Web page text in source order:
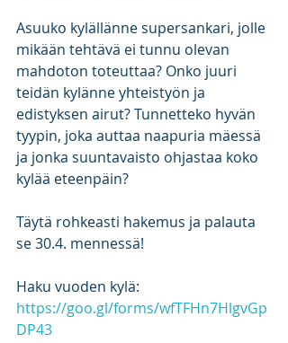
Asuuko kylällänne supersankari, jolle
mikään tehtävä ei tunnu olevan
mahdoton toteuttaa? Onko juuri
teidän kylänne yhteistyön ja
edistyksen airut? Tunnetteko hyvän
tyypin, joka auttaa naapuria mäessä
ja jonka suuntavaisto ohjastaa koko
kylää eteenpäin?
Täytä rohkeasti hakemus ja palauta
se 30.4. mennessä!
Haku vuoden kylä:
https://goo.gl/forms/wfTFHn7HlgvGp
DP43